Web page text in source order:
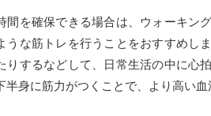
間を確保できる場合は、ウォーキン
うな筋トレを行うことをおすすめし
りするなどして、日常生活の中に心
半身に筋力がつくことで、より高い血